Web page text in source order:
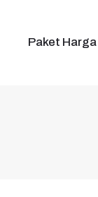
Paket Harga